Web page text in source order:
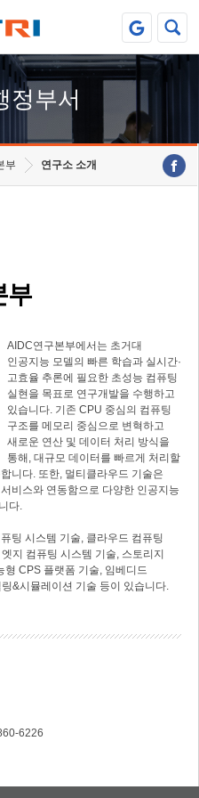
정부서
부 연구소 소개
부
AIDC연구본부에서는 초거대
인공지능 모델의 빠른 학습과 실시간·
고효율 추론에 필요한 초성능 컴퓨팅
실현을 목표로 연구개발을 수행하고
있습니다. 기존 CPU 중심의 컴퓨팅
구조를 메모리 중심으로 변혁하고
새로운 연산 및 데이터 처리 방식을
통해, 대규모 데이터를 빠르게 처리할
니다. 또한, 멀티클라우드 기술은
비스와 연동함으로 다양한 인공지능
다.
팅 시스템 기술, 클라우드 컴퓨팅
지 컴퓨팅 시스템 기술, 스토리지
형 CPS 플랫폼 기술, 임베디드
&시뮬레이션 기술 등이 있습니다.
6226